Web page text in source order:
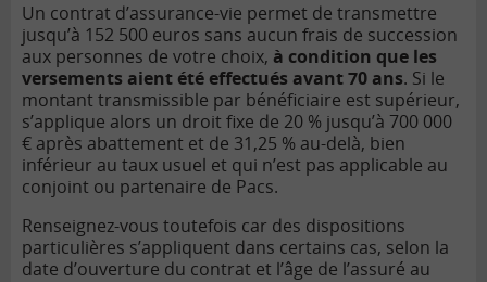
Un contrat d’assurance-vie permet de transmettre
jusqu’à 152 500 euros sans aucun frais de succession
aux personnes de votre choix, à condition que les
versements aient été effectués avant 70 ans. Si le
montant transmissible par bénéficiaire est supérieur,
s’applique alors un droit fixe de 20 % jusqu’à 700 000
€ après abattement et de 31,25 % au-delà, bien
inférieur au taux usuel et qui n’est pas applicable au
conjoint ou partenaire de Pacs.
Renseignez-vous toutefois car des dispositions
particulières s’appliquent dans certains cas, selon la
date d’ouverture du contrat et l’âge de l’assuré au